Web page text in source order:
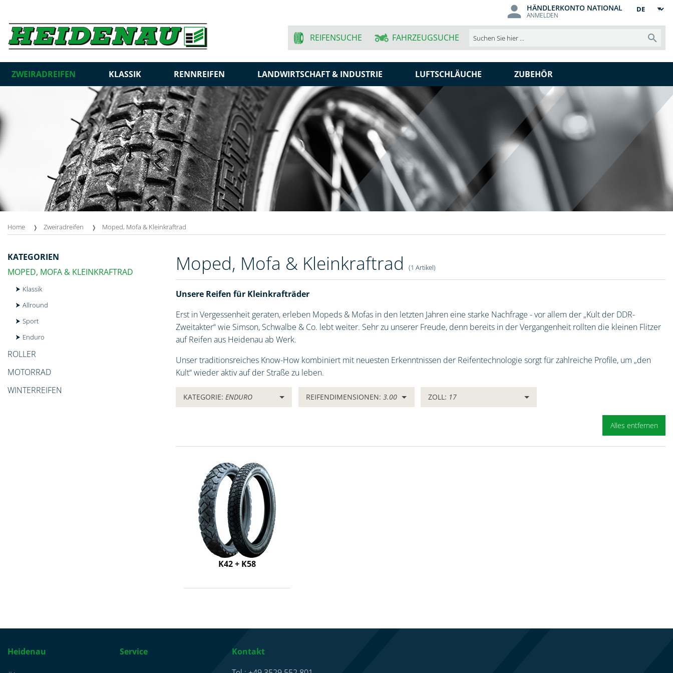
Sprache
HÄNDLERKONTO NATIONAL
ANMELDEN
REIFENSUCHE FAHRZEUGSUCHE
ZWEIRADREIFEN KLASSIK RENNREIFEN LANDWIRTSCHAFT & INDUSTRIE LUFTSCHLÄUCHE ZUBEHÖR
Home Zweiradreifen Moped, Mofa & Kleinkraftrad
Moped, Mofa & Kleinkraftrad (1 Artikel)
Unsere Reifen für Kleinkrafträder
Erst in Vergessenheit geraten, erleben Mopeds & Mofas in den letzten Jahren eine starke Nachfrage - vor allem der „Kult der DDR-
Zweitakter“ wie Simson, Schwalbe & Co. lebt weiter. Sehr zu unserer Freude, denn bereits in der Vergangenheit rollten die kleinen Flitzer
auf Reifen aus Heidenau ab Werk.
Unser traditionsreiches Know-How kombiniert mit neuesten Erkenntnissen der Reifentechnologie sorgt für zahlreiche Profile, um „den
Kult“ wieder aktiv auf der Straße zu leben.
KATEGORIE:ENDURO REIFENDIMENSIONEN: 3.00 ZOLL: 17
Alles entfernen
K42 + K58
KATEGORIEN
MOPED, MOFA & KLEINKRAFTRAD
Klassik
Allround
Sport
Enduro
ROLLER
MOTORRAD
WINTERREIFEN
Heidenau Service
Kontakt